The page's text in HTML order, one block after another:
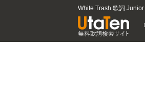
White Trash 歌詞